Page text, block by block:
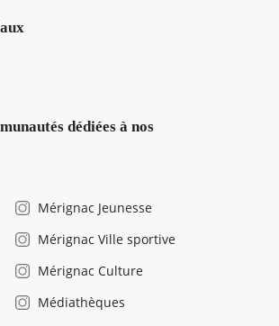
dédiées à nos
Mérignac Jeunesse
Mérignac Ville sportive
Mérignac Culture
Médiathèques